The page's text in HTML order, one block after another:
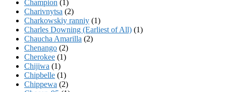
Champion (1)
Charivnytsa (2)
Charkowskiy ranniy (1)
Charles Downing (Earliest of All) (1)
Chaucha Amarilla (2)
Chenango (2)
Cherokee (1)
Chijiwa (1)
Chipbelle (1)
Chippewa (2)